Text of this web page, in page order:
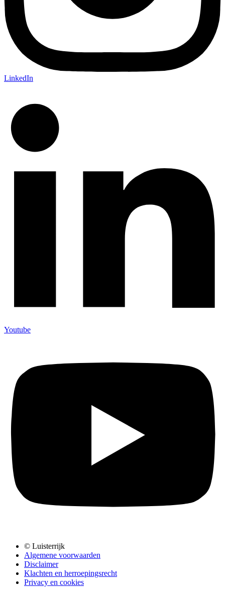
LinkedIn
Youtube
© Luisterrijk
Algemene voorwaarden
Disclaimer
Klachten en herroepingsrecht
Privacy en cookies